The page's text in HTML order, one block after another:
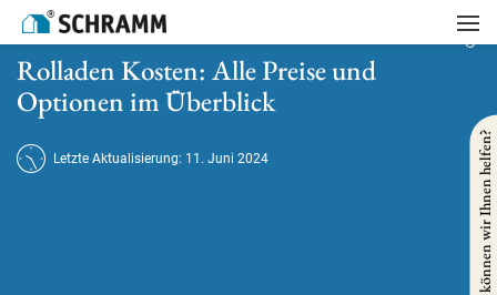
Startseite
Rolladen Kosten: Alle Preise und Optionen im Überblick
Rolladen Kosten: Alle Preise und
Optionen im Überblick
Letzte Aktualisierung: 11. Juni 2024 Wie können wir Ihnen helfen?